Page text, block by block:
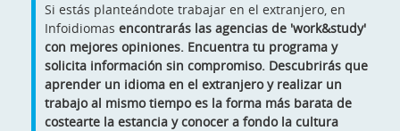
Si estás planteándote trabajar en el extranjero, en
Infoidiomas encontrarás las agencias de 'work&study'
con mejores opiniones. Encuentra tu programa y
solicita información sin compromiso. Descubrirás que
aprender un idioma en el extranjero y realizar un
trabajo al mismo tiempo es la forma más barata de
costearte la estancia y conocer a fondo la cultura